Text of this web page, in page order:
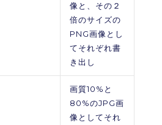
像と、その２
倍のサイズの
PNG画像とし
てそれぞれ書
き出し
画質10%と
80%のJPG画
像としてそれ